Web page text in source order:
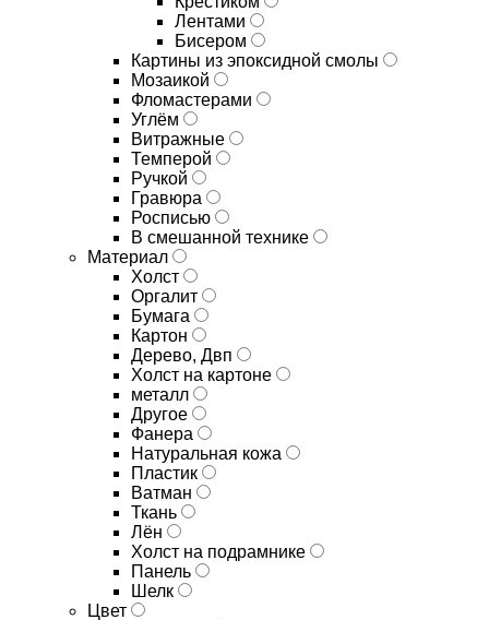
Лентами
Бисером
Картины из эпоксидной смолы
Мозаикой
Фломастерами
Углём
Витражные
Темперой
Ручкой
Гравюра
Росписью
В смешанной технике
Материал
Холст
Оргалит
Бумага
Картон
Дерево, Двп
Холст на картоне
металл
Другое
Фанера
Натуральная кожа
Пластик
Ватман
Ткань
Лён
Холст на подрамнике
Панель
Шелк
Цвет